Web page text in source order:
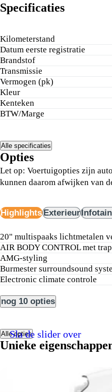
Specificaties
Kilometerstand
Datum eerste registratie
Brandstof
Transmissie
Vermogen (pk)
Kleur
Kenteken
BTW/Marge
Alle specificaties
Opties
Let op: Voertuigopties zijn
kunnen daarom afwijken van
HighlightsExterieur
20" multispaaks lichtmetalen
AIR BODY CONTROL met
AMG-styling
Burmester surroundsound
electronic climate controle
nog 10 opties
Alle opties
Unieke
Sla de slider over